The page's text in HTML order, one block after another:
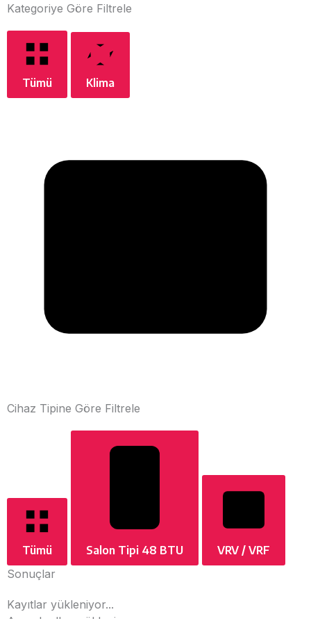
Kategoriye Göre Filtrele
Tümü Klima
Cihaz Tipine Göre Filtrele
Tümü Salon Tipi 48 BTU
VRV / VRF
Sonuçlar
Kayıtlar yükleniyor...